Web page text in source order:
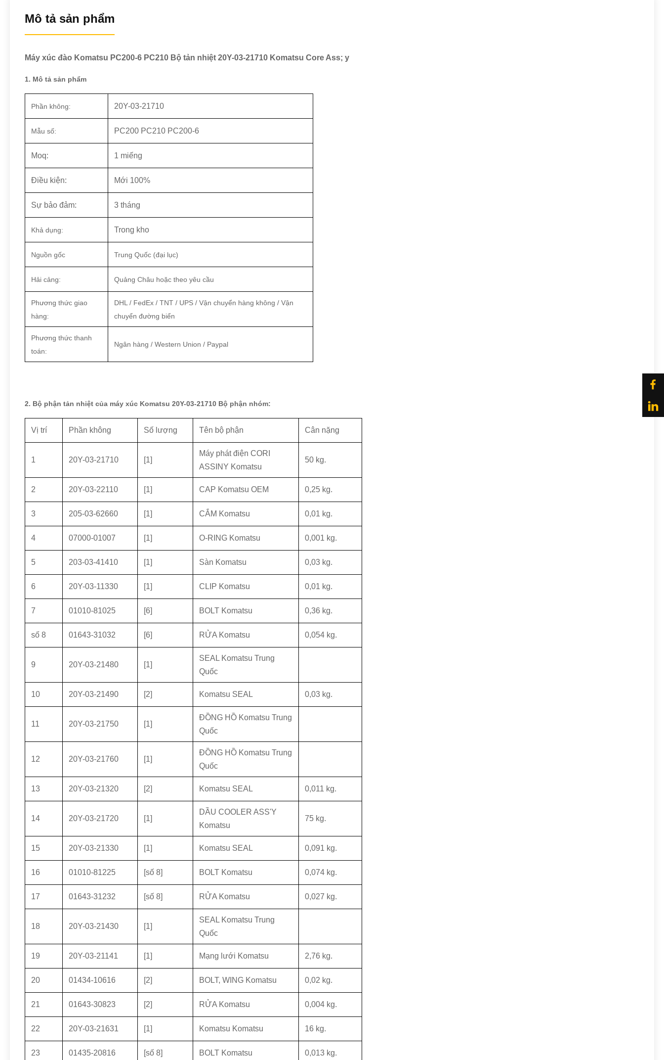
Mô tả sản phẩm
Máy xúc đào Komatsu PC200-6 PC210 Bộ tản nhiệt 20Y-03-21710 Komatsu Core Ass; y
1. Mô tả sản phẩm
Phần không: 20Y-03-21710
Mẫu số: PC200 PC210 PC200-6
Moq: 1 miếng
Điều kiện: Mới 100%
Sự bảo đảm: 3 tháng
Khả dụng: Trong kho
Nguồn gốc Trung Quốc (đại lục)
Hải cảng: Quảng Châu hoặc theo yêu cầu
Phương thức giao
hàng:
DHL / FedEx / TNT / UPS / Vận chuyển hàng không / Vận
chuyển đường biển
Phương thức thanh
toán:
Ngân hàng / Western Union / Paypal
2. Bộ phận tản nhiệt của máy xúc Komatsu 20Y-03-21710 Bộ phận nhóm:
Vị trí Phần không Số lượng Tên bộ phận Cân nặng
1 20Y-03-21710 [1]
Máy phát điện CORI
ASSINY Komatsu
50 kg.
2 20Y-03-22110 [1] CAP Komatsu OEM 0,25 kg.
3 205-03-62660 [1] CẮM Komatsu 0,01 kg.
4 07000-01007 [1] O-RING Komatsu 0,001 kg.
5 203-03-41410 [1] Sàn Komatsu 0,03 kg.
6 20Y-03-11330 [1] CLIP Komatsu 0,01 kg.
7 01010-81025 [6] BOLT Komatsu 0,36 kg.
số 8 01643-31032 [6] RỬA Komatsu 0,054 kg.
9 20Y-03-21480 [1]
SEAL Komatsu Trung
Quốc
10 20Y-03-21490 [2] Komatsu SEAL 0,03 kg.
11 20Y-03-21750 [1]
ĐỒNG HỒ Komatsu Trung
Quốc
12 20Y-03-21760 [1]
ĐỒNG HỒ Komatsu Trung
Quốc
13 20Y-03-21320 [2] Komatsu SEAL 0,011 kg.
14 20Y-03-21720 [1]
DẦU COOLER ASS'Y
Komatsu
75 kg.
15 20Y-03-21330 [1] Komatsu SEAL 0,091 kg.
16 01010-81225 [số 8] BOLT Komatsu 0,074 kg.
17 01643-31232 [số 8] RỬA Komatsu 0,027 kg.
18 20Y-03-21430 [1]
SEAL Komatsu Trung
Quốc
19 20Y-03-21141 [1] Mạng lưới Komatsu 2,76 kg.
20 01434-10616 [2] BOLT, WING Komatsu 0,02 kg.
21 01643-30823 [2] RỬA Komatsu 0,004 kg.
22 20Y-03-21631 [1] Komatsu Komatsu 16 kg.
23 01435-20816 [số 8] BOLT Komatsu 0,013 kg.